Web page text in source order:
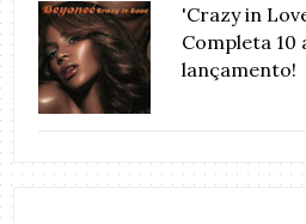
'Crazy in
Completa 10
lançamento!